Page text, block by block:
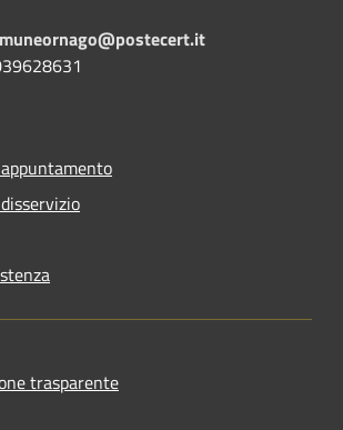
trasparente